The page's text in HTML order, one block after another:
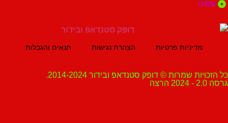
מדיניות פרטיות הצהרת נגישות תנאים והגבלות
שמרות © דופק סטנדאפ ובידור 2014-2024.